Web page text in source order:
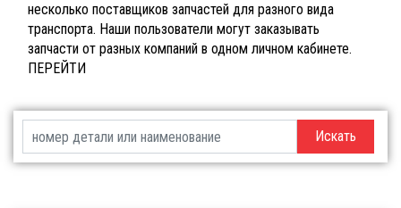
несколько поставщиков запчастей для разного вида
транспорта. Наши пользователи могут заказывать
запчасти от разных компаний в одном личном кабинете.
ПЕРЕЙТИ
Искать